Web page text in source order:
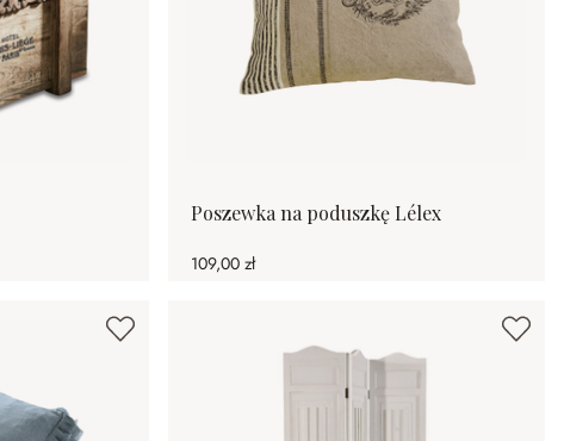
Poszewka na poduszkę Lélex
109,00 zł